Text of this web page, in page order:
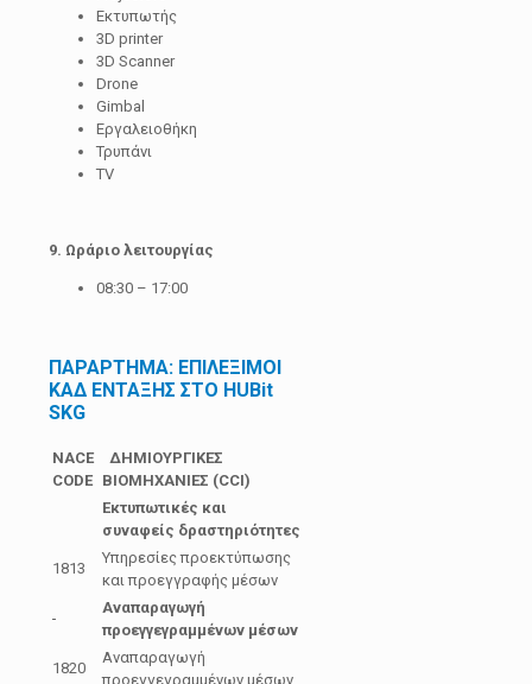
Εκτυπωτής
3D printer
3D Scanner
Drone
Gimbal
Εργαλειοθήκη
Τρυπάνι
TV
9. Ωράριο λειτουργίας
08:30 – 17:00
ΠΑΡΑΡΤΗΜΑ: ΕΠΙΛΕΞΙΜΟΙ
ΚΑΔ ΕΝΤΑΞΗΣ ΣΤΟ HUBit
SKG
NACE
CODE
ΔΗΜΙΟΥΡΓΙΚΕΣ
ΒΙΟΜΗΧΑΝΙΕΣ (CCI)
Εκτυπωτικές και
συναφείς δραστηριότητες
1813
Υπηρεσίες προεκτύπωσης
και προεγγραφής μέσων
Αναπαραγωγή
προεγγεγραμμένων μέσων
1820
Αναπαραγωγή
προεγγεγραμμένων μέσων